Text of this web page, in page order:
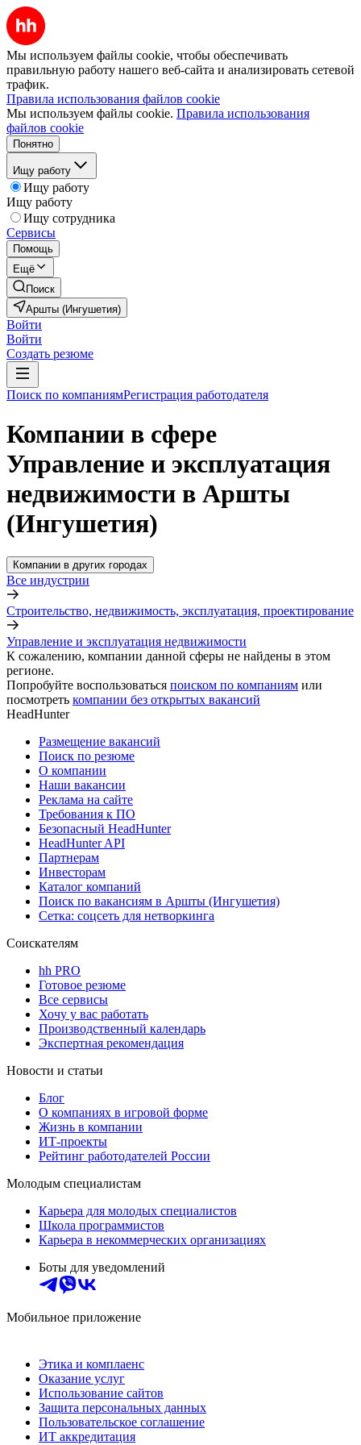
Мы используем файлы cookie, чтобы обеспечивать
правильную работу нашего веб-сайта и анализировать сетевой
трафик.
Правила использования файлов cookie
Мы используем файлы cookie. Правила использования
файлов cookie
Понятно
Ищу работу
Ищу работу
Ищу работу
Ищу сотрудника
Сервисы
Помощь
Ещё
Поиск
Аршты (Ингушетия)
Войти
Войти
Создать резюме
Поиск по компаниямРегистрация работодателя
Компании в сфере
Управление и эксплуатация
недвижимости в Аршты
(Ингушетия)
Компании в других городах
Все индустрии
Строительство, недвижимость, эксплуатация, проектирование
Управление и эксплуатация недвижимости
К сожалению, компании данной сферы не найдены в этом
регионе.
Попробуйте воспользоваться поиском по компаниям или
посмотреть компании без открытых вакансий
HeadHunter
Размещение вакансий
Поиск по резюме
О компании
Наши вакансии
Реклама на сайте
Требования к ПО
Безопасный HeadHunter
HeadHunter API
Партнерам
Инвесторам
Каталог компаний
Поиск по вакансиям в Аршты (Ингушетия)
Сетка: соцсеть для нетворкинга
Соискателям
hh PRO
Готовое резюме
Все сервисы
Хочу у вас работать
Производственный календарь
Экспертная рекомендация
Новости и статьи
Блог
О компаниях в игровой форме
Жизнь в компании
ИТ-проекты
Рейтинг работодателей России
Молодым специалистам
Карьера для молодых специалистов
Школа программистов
Карьера в некоммерческих организациях
Боты для уведомлений
Мобильное приложение
Этика и комплаенс
Оказание услуг
Использование сайтов
Защита персональных данных
Пользовательское соглашение
ИТ аккредитация